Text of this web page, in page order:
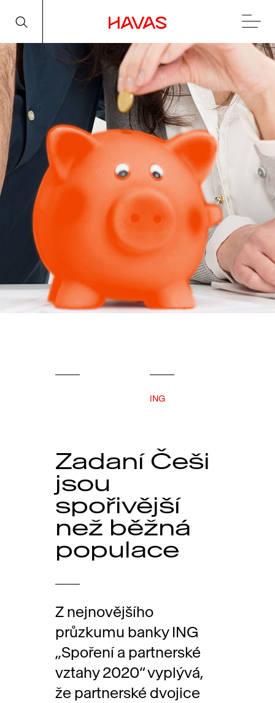
ING
Zadaní Češi
jsou
spořivější
než běžná
populace
Z nejnovějšího
průzkumu banky ING
„Spoření a partnerské
vztahy 2020“ vyplývá,
že partnerské dvojice